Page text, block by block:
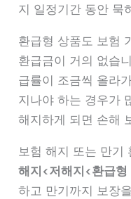
지 일정기간 동안 묵
환급형 상품도 보험
환급금이 거의 없습
급률이 조금씩 올라
지나야 하는 경우가
해지하게 되면 손해
보험 해지 또는 만기
해지<저해지<환급
하고 만기까지 보장